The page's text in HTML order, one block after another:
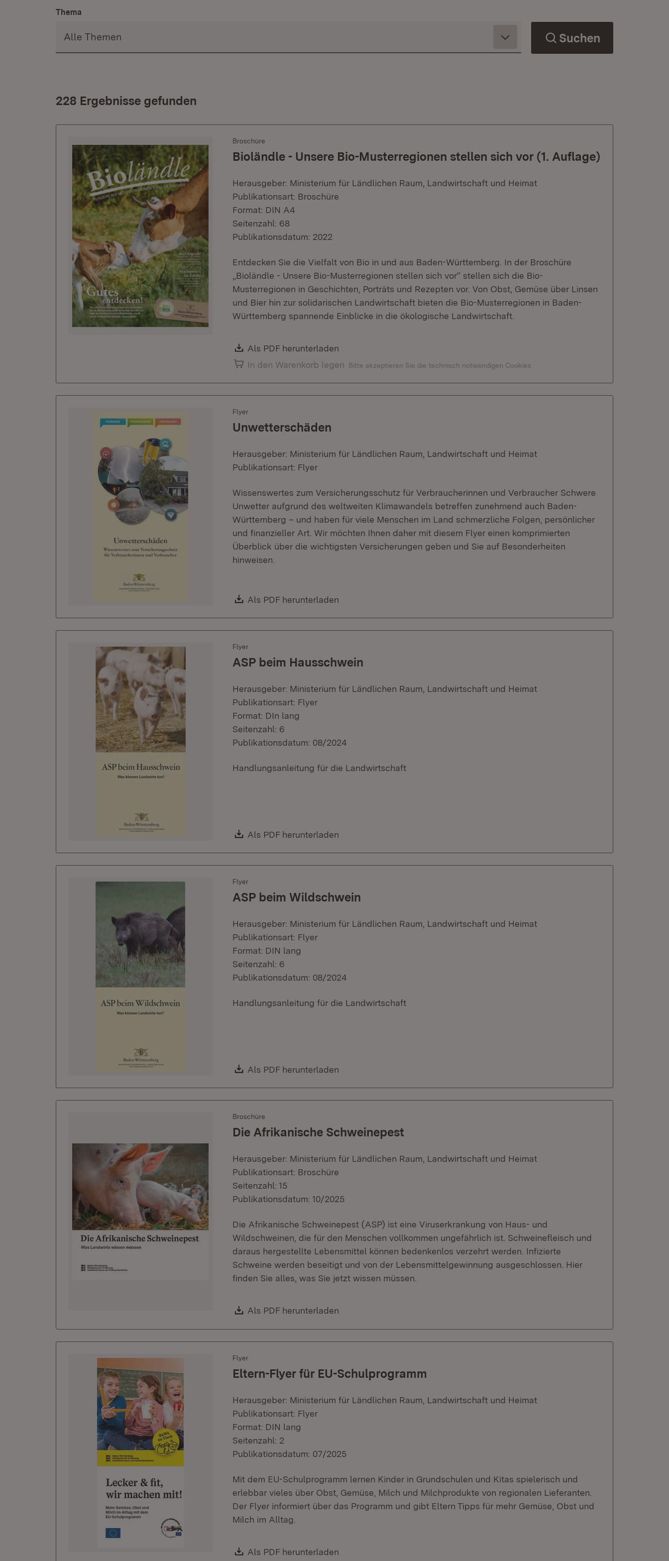
Thema
Suchen
228 Ergebnisse gefunden
Broschüre
Bioländle - Unsere Bio-Musterregionen stellen sich vor (1. Auflage)
Herausgeber: Ministerium für Ländlichen Raum, Landwirtschaft und Heimat
Publikationsart: Broschüre
Format: DIN A4
Seitenzahl: 68
Publikationsdatum: 2022
Entdecken Sie die Vielfalt von Bio in und aus Baden-Württemberg. In der Broschüre
„Bioländle - Unsere Bio-Musterregionen stellen sich vor“ stellen sich die Bio-
Musterregionen in Geschichten, Porträts und Rezepten vor. Von Obst, Gemüse über Linsen
und Bier hin zur solidarischen Landwirtschaft bieten die Bio-Musterregionen in Baden-
Württemberg spannende Einblicke in die ökologische Landwirtschaft.
Download:
Als PDF herunterladen
In den Warenkorb legen
Bitte akzeptieren Sie die technisch notwendigen Cookies
Flyer
Unwetterschäden
Herausgeber: Ministerium für Ländlichen Raum, Landwirtschaft und Heimat
Publikationsart: Flyer
Wissenswertes zum Versicherungsschutz für Verbraucherinnen und Verbraucher Schwere
Unwetter aufgrund des weltweiten Klimawandels betreffen zunehmend auch Baden-
Württemberg – und haben für viele Menschen im Land schmerzliche Folgen, persönlicher
und finanzieller Art. Wir möchten Ihnen daher mit diesem Flyer einen komprimierten
Überblick über die wichtigsten Versicherungen geben und Sie auf Besonderheiten
hinweisen.
Download:
Als PDF herunterladen
Flyer
ASP beim Hausschwein
Herausgeber: Ministerium für Ländlichen Raum, Landwirtschaft und Heimat
Publikationsart: Flyer
Format: DIn lang
Seitenzahl: 6
Publikationsdatum: 08/2024
Handlungsanleitung für die Landwirtschaft
Download:
Als PDF herunterladen
Flyer
ASP beim Wildschwein
Herausgeber: Ministerium für Ländlichen Raum, Landwirtschaft und Heimat
Publikationsart: Flyer
Format: DIN lang
Seitenzahl: 6
Publikationsdatum: 08/2024
Handlungsanleitung für die Landwirtschaft
Download:
Als PDF herunterladen
Broschüre
Die Afrikanische Schweinepest
Herausgeber: Ministerium für Ländlichen Raum, Landwirtschaft und Heimat
Publikationsart: Broschüre
Seitenzahl: 15
Publikationsdatum: 10/2025
Die Afrikanische Schweinepest (ASP) ist eine Viruserkrankung von Haus- und
Wildschweinen, die für den Menschen vollkommen ungefährlich ist. Schweinefleisch und
daraus hergestellte Lebensmittel können bedenkenlos verzehrt werden. Infizierte
Schweine werden beseitigt und von der Lebensmittelgewinnung ausgeschlossen. Hier
finden Sie alles, was Sie jetzt wissen müssen.
Download:
Als PDF herunterladen
Flyer
Eltern-Flyer für EU-Schulprogramm
Herausgeber: Ministerium für Ländlichen Raum, Landwirtschaft und Heimat
Publikationsart: Flyer
Format: DIN lang
Seitenzahl: 2
Publikationsdatum: 07/2025
Mit dem EU-Schulprogramm lernen Kinder in Grundschulen und Kitas spielerisch und
erlebbar vieles über Obst, Gemüse, Milch und Milchprodukte von regionalen Lieferanten.
Der Flyer informiert über das Programm und gibt Eltern Tipps für mehr Gemüse, Obst und
Milch im Alltag.
Download:
Als PDF herunterladen